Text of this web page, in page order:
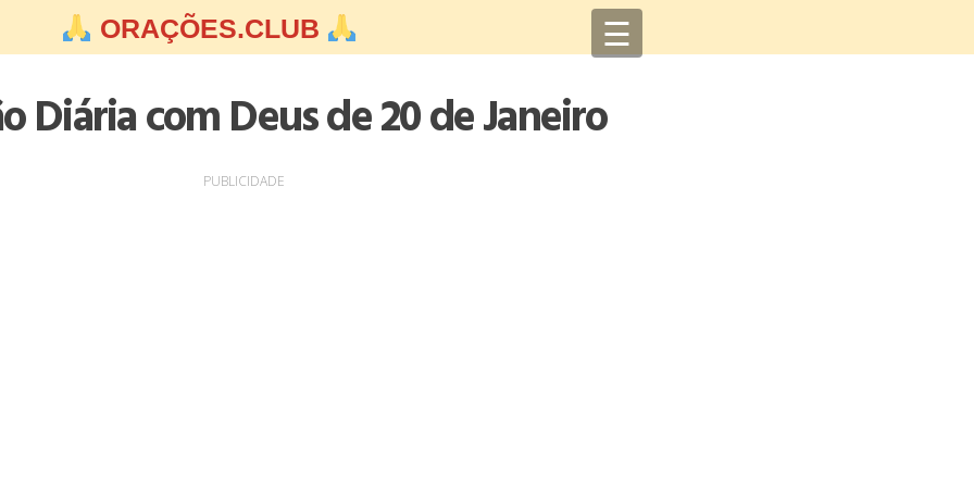
ORAÇÕES.CLUB ☰
Diária com Deus de 20 de Janeiro
PUBLICIDADE